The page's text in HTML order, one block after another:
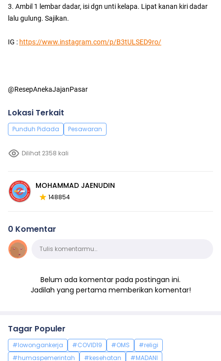
3. Ambil 1 lembar dadar, isi dgn unti kelapa. Lipat kanan kiri dadar
lalu gulung. Sajikan.
IG : https://www.instagram.com/p/B3tULSED9ro/
@ResepAnekaJajanPasar
Lokasi Terkait
Punduh Pidada Pesawaran
Dilihat 2358 kali
MOHAMMAD JAENUDIN
148854
0 Komentar
KomentarTulis komentarmu…
Belum ada komentar pada postingan ini.
Jadilah yang pertama memberikan komentar!
Tagar Populer
#lowongankerja #COVID19 #OMS
#religi
#humaspemerintah
#kesehatan #MADANI